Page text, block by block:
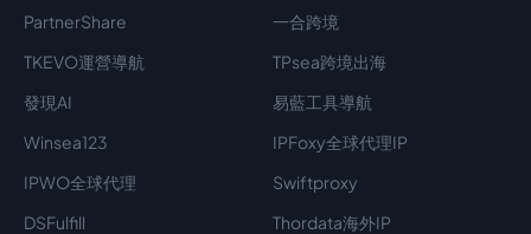
PartnerShare
一合跨境
TKEVO運營導航
TPsea跨境出海
發現AI
易藍工具導航
Winsea123
IPFoxy全球代理IP
IPWO全球代理
Swiftproxy
DSFulfill
Thordata海外IP